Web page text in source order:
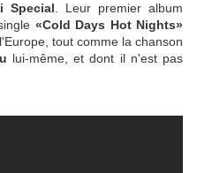
Special . Leur premier album
«Cold Days Hot Nights»
tout comme la chanson
lui-même, et dont il n'est pas